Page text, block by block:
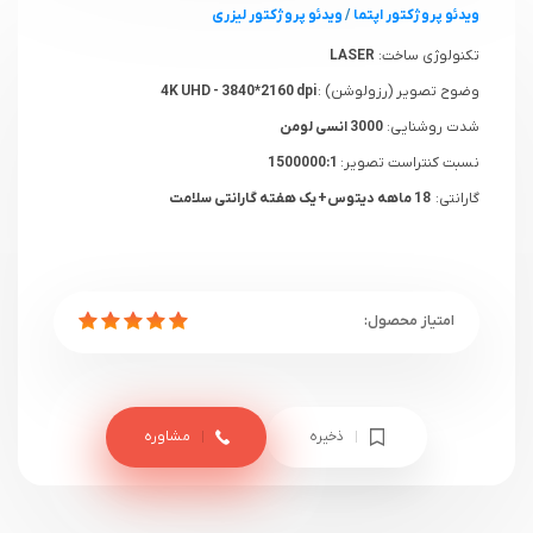
ویدئو پروژکتور اپتما/ویدئو پروژکتور لیزری
تکنولوژی ساخت: LASER
وضوح تصویر (رزولوشن) :4K UHD - 3840*2160 dpi
شدت روشنایی: 3000 انسی لومن
نسبت کنتراست تصویر:
گارانتی:
ذخیره مشاوره